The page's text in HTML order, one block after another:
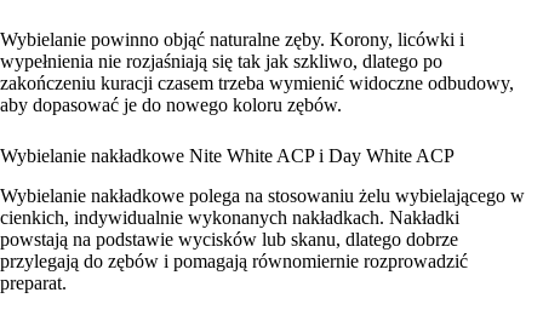
Wybielanie powinno objąć naturalne zęby. Korony, licówki i
wypełnienia nie rozjaśniają się tak jak szkliwo, dlatego po
zakończeniu kuracji czasem trzeba wymienić widoczne odbudowy,
aby dopasować je do nowego koloru zębów.
Wybielanie nakładkowe Nite White ACP i Day White ACP
Wybielanie nakładkowe polega na stosowaniu żelu wybielającego w
cienkich, indywidualnie wykonanych nakładkach. Nakładki
powstają na podstawie wycisków lub skanu, dlatego dobrze
przylegają do zębów i pomagają równomiernie rozprowadzić
preparat.